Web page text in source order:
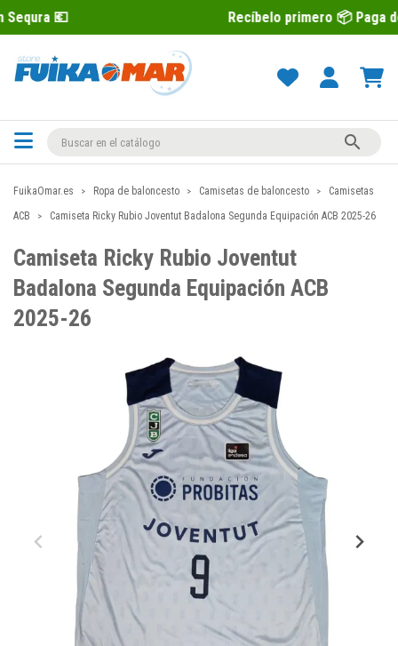
Recíbelo primero 📦 Paga después con

FuikaOmar.es Ropa de baloncesto Camisetas de baloncesto
Camisetas
ACB
Camiseta Ricky Rubio Joventut Badalona Segunda Equipación ACB 2025-26
Camiseta Ricky Rubio Joventut
Badalona Segunda Equipación ACB
2025-26